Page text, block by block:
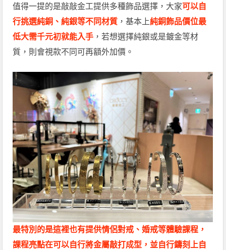
值得一提的是敲敲金工提供多種飾品選擇，大家可以自
行挑選純銅、純銀等不同材質 ，基本上純銅飾品價位最
低大需千元初就能入手 ，若想選擇純銀或是鍍金等材
質，則會視款不同可再額外加價。
最特別的是這裡也有提供情侶對戒、婚戒等體驗課程，
課程亮點在可以自行將金屬敲打成型，並自行鑄刻上自